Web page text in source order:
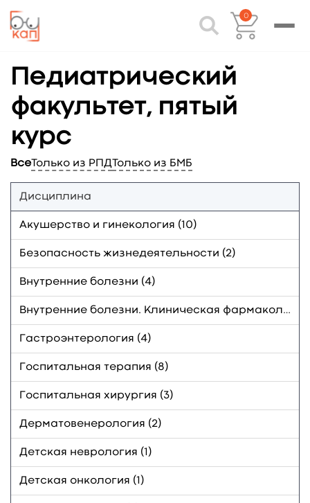
0
Педиатрический
факультет, пятый
курс
ВсеТолько из РПД Только из БМБ
Дисциплина
Акушерство и гинекология (10)
Безопасность жизнедеятельности (2)
Внутренние болезни (4)
Внутренние болезни. Клиническая фармакология (1)
Гастроэнтерология (4)
Госпитальная терапия (8)
Госпитальная хирургия (3)
Дерматовенерология (2)
Детская неврология (1)
Детская онкология (1)